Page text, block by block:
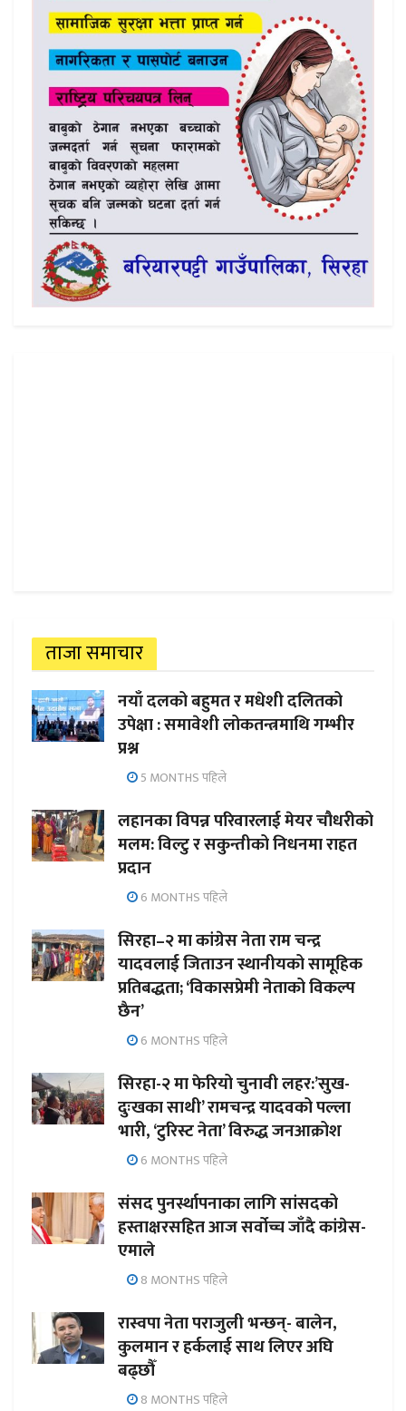
ताजा समाचार
नयाँ दलको बहुमत र मधेशी दलितको
उपेक्षा : समावेशी लोकतन्त्रमाथि गम्भीर
प्रश्न
5 MONTHS पहिले
लहानका विपन्न परिवारलाई मेयर चौधरीको
मलम: विल्टु र सकुन्तीको निधनमा राहत
प्रदान
6 MONTHS पहिले
सिरहा–२ मा कांग्रेस नेता राम चन्द्र
यादवलाई जिताउन स्थानीयको सामूहिक
प्रतिबद्धता; ‘विकासप्रेमी नेताको विकल्प
छैन’
6 MONTHS पहिले
सिरहा-२ मा फेरियो चुनावी लहर:’सुख-
दुःखका साथी’ रामचन्द्र यादवको पल्ला
भारी, ‘टुरिस्ट नेता’ विरुद्ध जनआक्रोश
6 MONTHS पहिले
संसद पुनर्स्थापनाका लागि सांसदको
हस्ताक्षरसहित आज सर्वोच्च जाँदै कांग्रेस-
एमाले
8 MONTHS पहिले
रास्वपा नेता पराजुली भन्छन्- बालेन,
कुलमान र हर्कलाई साथ लिएर अघि
बढ्छौँ
8 MONTHS पहिले